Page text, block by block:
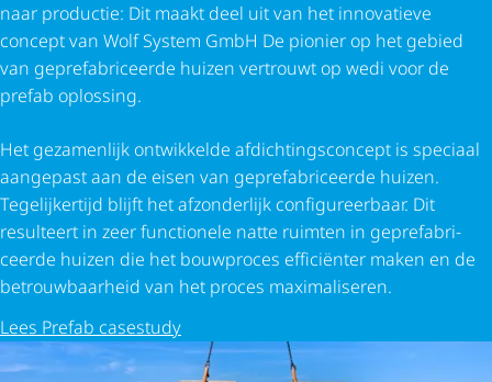
naar productie: Dit maakt deel uit van het innovatieve
concept van Wolf System GmbH De pionier op het gebied
van gepre­fa­bri­ceerde huizen vertrouwt op wedi voor de
prefab oplossing.
Het gezamenlijk ontwikkelde afdich­tings­con­cept is speciaal
aangepast aan de eisen van gepre­fa­bri­ceerde huizen.
Tegelijkertijd blijft het afzonderlijk confi­gu­reer­baar. Dit
resulteert in zeer functionele natte ruimten in gepre­fa­bri­
ceerde huizen die het bouwproces efficiënter maken en de
betrouw­baar­heid van het proces maximaliseren.
Lees Prefab casestudy